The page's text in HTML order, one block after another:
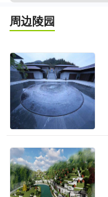
周边陵园